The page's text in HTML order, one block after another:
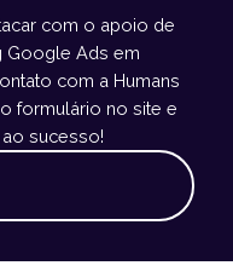
com o apoio de
Google Ads em
com a Humans
formulário no site e
ao sucesso!